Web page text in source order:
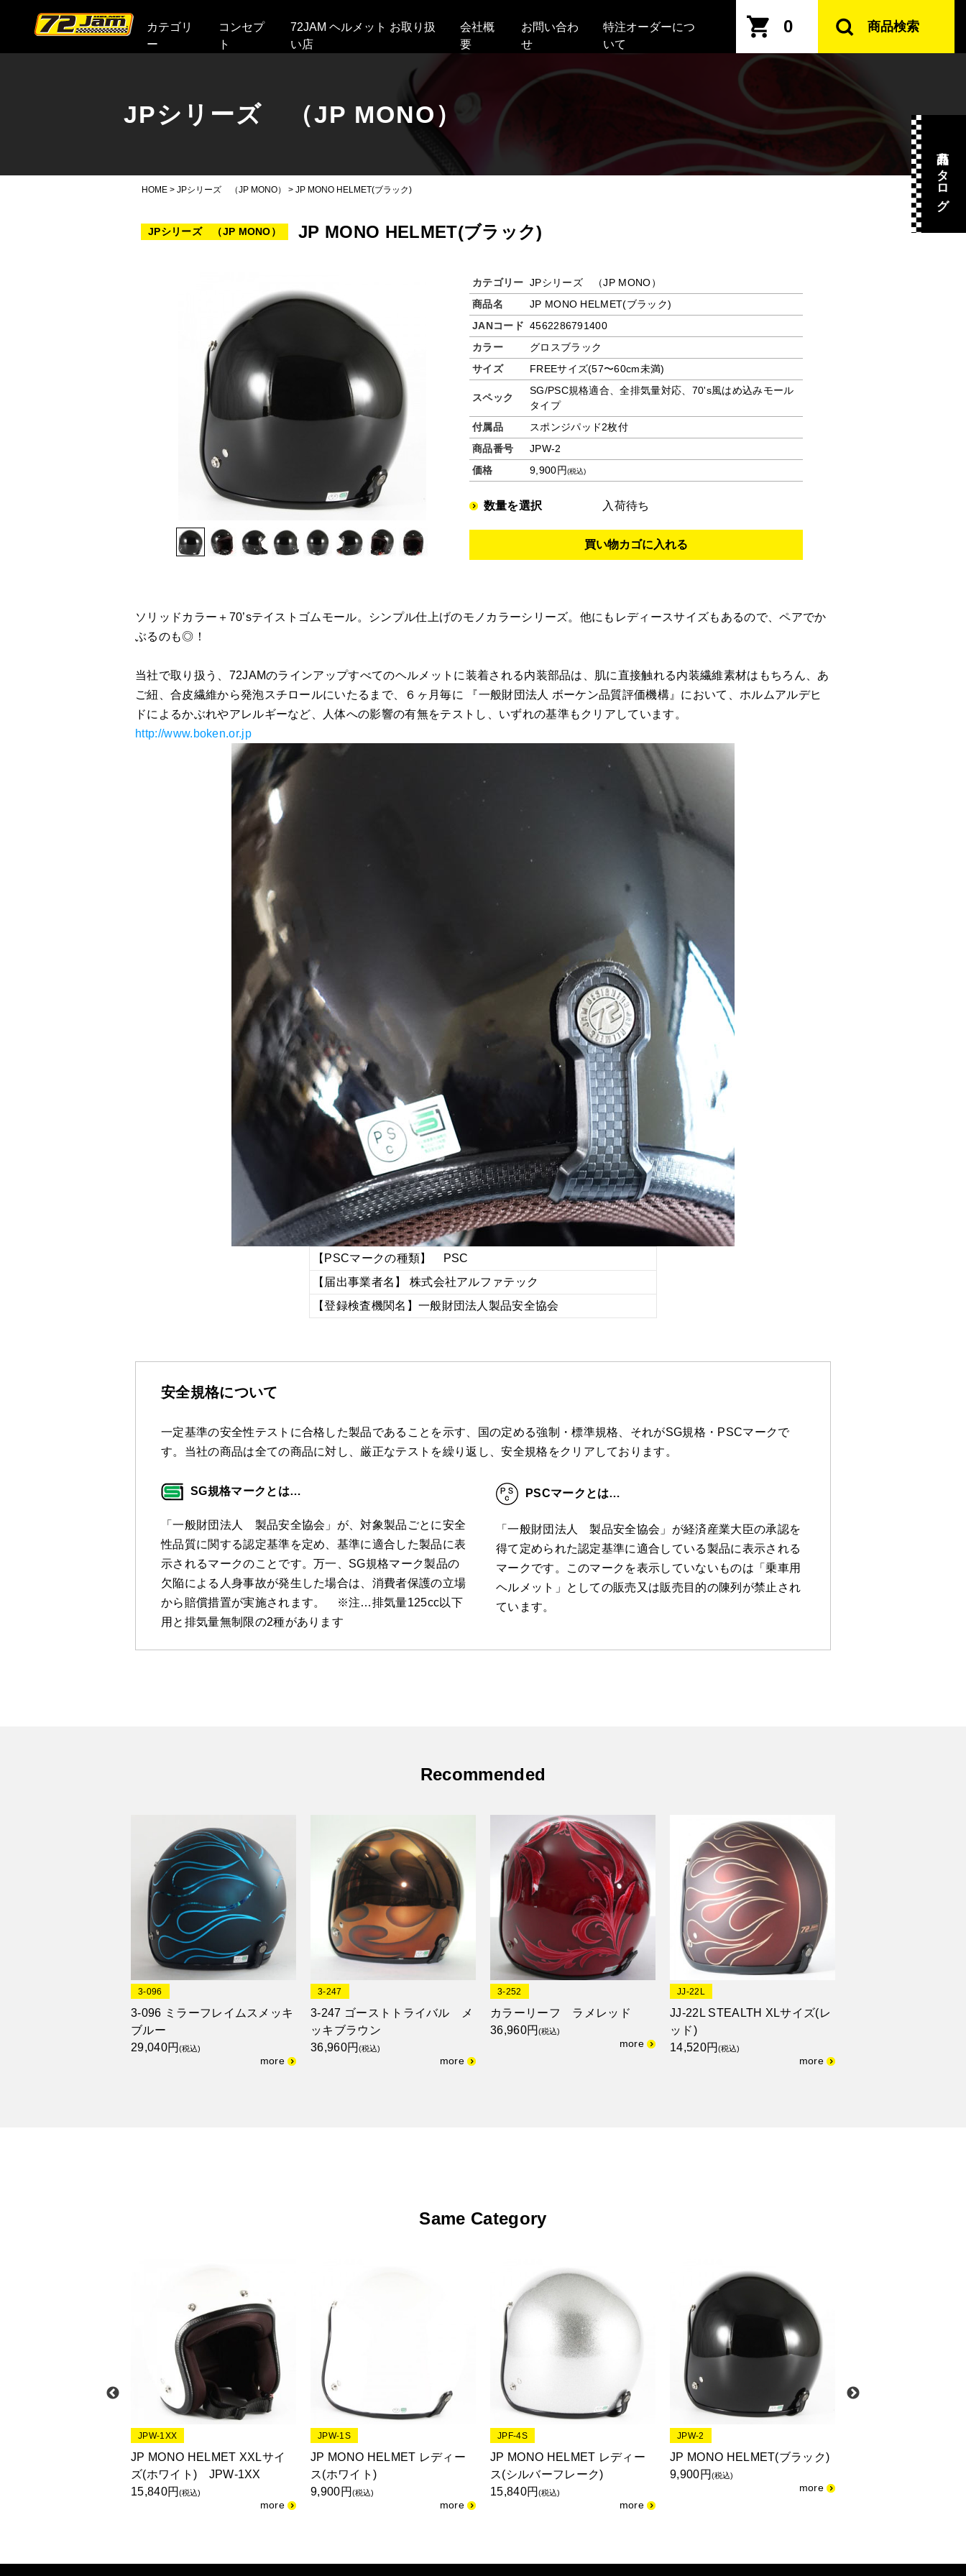
カテゴリ
ー
コンセプ
ト
72JAM ヘルメット お取り扱
い店
会社概
要
お問い合わ
せ
特注オーダーにつ
いて
0 商品検索
JPシリーズ （JP MONO）
HOME > JPシリーズ （JP MONO） > JP MONO HELMET(ブラック)
JPシリーズ （JP MONO） JP MONO HELMET(ブラック)
カテゴリー JPシリーズ （JP MONO）
商品名
JP MONO HELMET(ブラック)
JANコード 4562286791400
カラー
グロスブラック
サイズ
FREEサイズ(57〜60cm未満)
スペック
SG/PSC規格適合、全排気量対応、70's風はめ込みモール
タイプ
付属品
スポンジパッド2枚付
商品番号
JPW-2
価格
9,900円(税込)
数量を選択 入荷待ち
ソリッドカラー＋70’sテイストゴムモール。シンプル仕上げのモノカラーシリーズ。他にもレディースサイズもあるので、ペアでか
ぶるのも◎！
当社で取り扱う、72JAMのラインアップすべてのヘルメットに装着される内装部品は、肌に直接触れる内装繊維素材はもちろん、あ
ご紐、合皮繊維から発泡スチロールにいたるまで、６ヶ月毎に 『一般財団法人 ボーケン品質評価機構』において、ホルムアルデヒ
ドによるかぶれやアレルギーなど、人体への影響の有無をテストし、いずれの基準もクリアしています。
http://www.boken.or.jp
【PSCマークの種類】 PSC
【届出事業者名】 株式会社アルファテック
【登録検査機関名】一般財団法人製品安全協会
安全規格について
一定基準の安全性テストに合格した製品であることを示す、国の定める強制・標準規格、それがSG規格・PSCマークで
す。当社の商品は全ての商品に対し、厳正なテストを繰り返し、安全規格をクリアしております。
SG規格マークとは…
「一般財団法人 製品安全協会」が、対象製品ごとに安全
性品質に関する認定基準を定め、基準に適合した製品に表
示されるマークのことです。万一、SG規格マーク製品の
欠陥による人身事故が発生した場合は、消費者保護の立場
から賠償措置が実施されます。 ※注…排気量125cc以下
用と排気量無制限の2種があります
PSCマークとは…
「一般財団法人 製品安全協会」が経済産業大臣の承認を
得て定められた認定基準に適合している製品に表示される
マークです。このマークを表示していないものは「乗車用
ヘルメット」としての販売又は販売目的の陳列が禁止され
ています。
Recommended
3-096
3-096 ミラーフレイムスメッキ
ブルー
29,040円(税込)
3-247
3-247 ゴーストトライバル メ
ッキブラウン
36,960円(税込)
3-252
カラーリーフ ラメレッド
36,960円(税込)
JJ-22L
JJ-22L STEALTH XLサイズ(レ
ッド)
14,520円(税込)
Same Category
JPW-1XX
JP MONO HELMET XXLサイ
ズ(ホワイト) JPW-1XX
15,840円(税込)
JPW-1S
JP MONO HELMET レディー
ス(ホワイト)
9,900円 (税込)
JPF-4S
JP MONO HELMET レディー
ス(シルバーフレーク)
15,840円(税込)
JPW-2
JP MONO HELMET(ブラック)
9,900円 (税込)
商品カタログ